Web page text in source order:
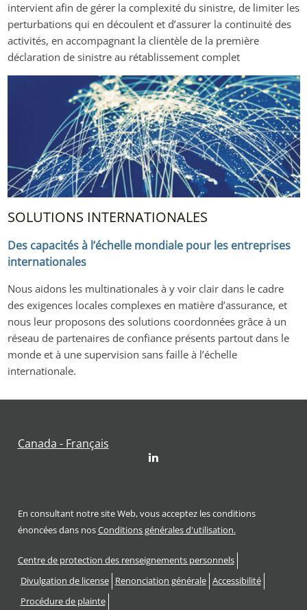
intervient afin de gérer la complexité du sinistre, de limiter les
perturbations qui en découlent et d’assurer la continuité des
activités, en accompagnant la clientèle de la première
déclaration de sinistre au rétablissement complet
SOLUTIONS INTERNATIONALES
Des capacités à l’échelle mondiale pour les entreprises
internationales
Nous aidons les multinationales à y voir clair dans le cadre
des exigences locales complexes en matière d’assurance, et
nous leur proposons des solutions coordonnées grâce à un
réseau de partenaires de confiance présents partout dans le
monde et à une supervision sans faille à l’échelle
internationale.
Canada - Français
LinkedIn
En consultant notre site Web, vous acceptez les conditions
énoncées dans nosConditions générales d'utilisation.
Centre de protection des renseignements personnels
Divulgation de license
Renonciation générale Accessibilité
Procédure de plainte